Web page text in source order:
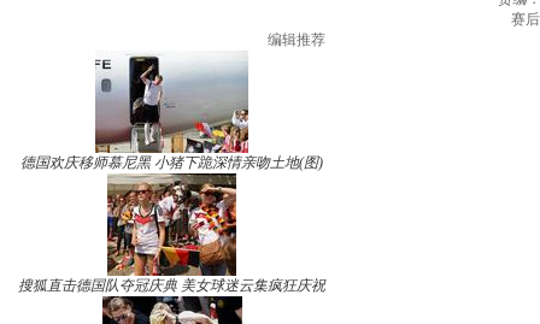
赛
编辑推荐
德国欢庆移师慕尼黑 小猪下跪深情亲吻土地(图)
搜狐直击德国队夺冠庆典 美女球迷云集疯狂庆祝